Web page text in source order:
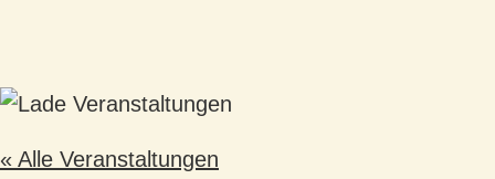
« Alle Veranstaltungen